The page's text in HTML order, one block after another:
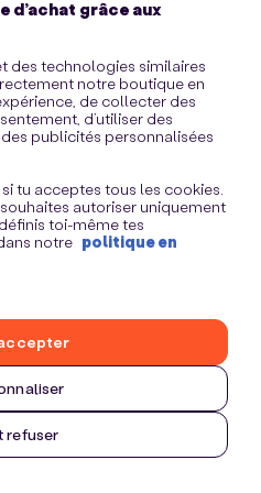
d’achat grâce aux
des technologies similaires
notre boutique en
de collecter des
d’utiliser des
publicités personnalisées
tu acceptes tous les cookies.
autoriser uniquement
toi-même tes
notre politique en
refuser